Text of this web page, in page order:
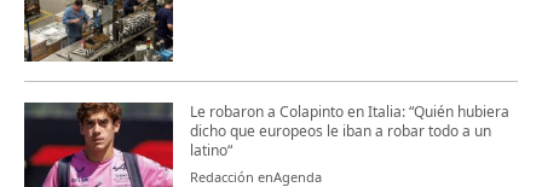
Le robaron a Colapinto en Italia: “Quién hubiera
dicho que europeos le iban a robar todo a un
latino“
Redacción enAgenda